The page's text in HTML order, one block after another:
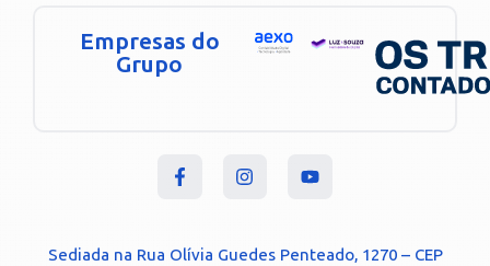
Empresas do
Grupo
Sediada na Rua Olívia Guedes Penteado, 1270 – CEP